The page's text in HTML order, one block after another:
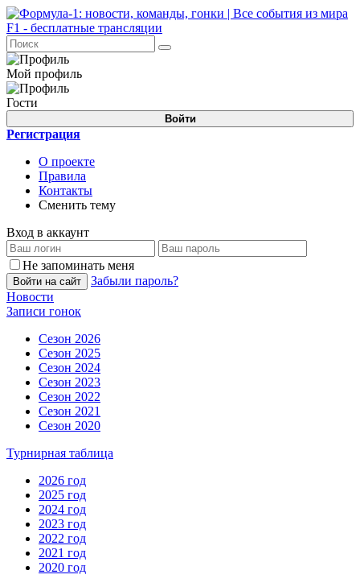
Мой профиль
Гости
Войти
Регистрация
О проекте
Правила
Контакты
Сменить тему
Вход в аккаунт
Не запоминать меня
Войти на сайт
Забыли пароль?
Новости
Записи гонок
Сезон 2026
Сезон 2025
Сезон 2024
Сезон 2023
Сезон 2022
Сезон 2021
Сезон 2020
Турнирная таблица
2026 год
2025 год
2024 год
2023 год
2022 год
2021 год
2020 год